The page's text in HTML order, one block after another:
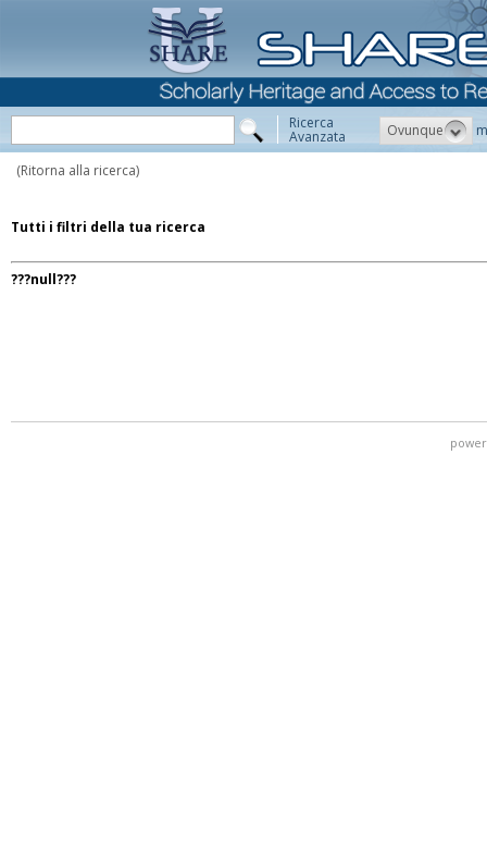
Ricerca
Avanzata Ovunque
(Ritorna alla ricerca)
Tutti i filtri della tua ricerca
???null???